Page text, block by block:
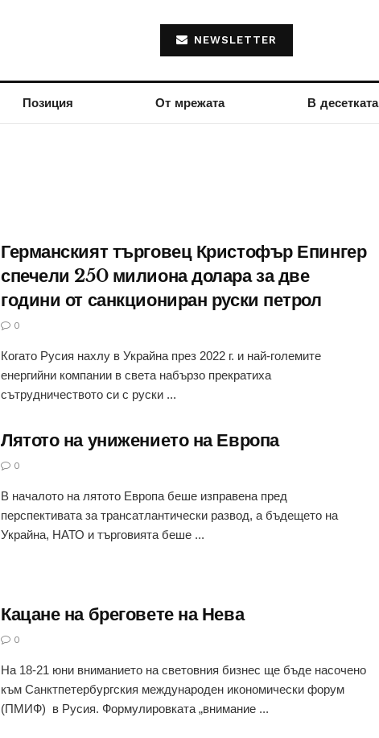
NEWSLETTER
Позиция От мрежата В десетката
Германският търговец Кристофър Епингер
спечели 250 милиона долара за две
години от санкциониран руски петрол
0
Когато Русия нахлу в Украйна през 2022 г. и най-големите
енергийни компании в света набързо прекратиха
сътрудничеството си с руски ...
Лятото на унижението на Европа
0
В началото на лятото Европа беше изправена пред
перспективата за трансатлантически развод, а бъдещето на
Украйна, НАТО и търговията беше ...
Кацане на бреговете на Нева
0
На 18-21 юни вниманието на световния бизнес ще бъде насочено
към Санктпетербургския международен икономически форум
(ПМИФ) в Русия. Формулировката „внимание ...